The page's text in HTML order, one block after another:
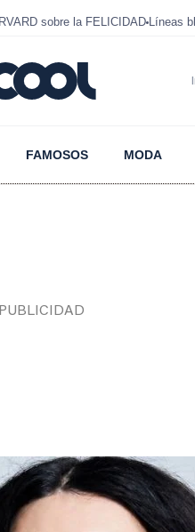
sobre la FELICIDAD Líneas
FAMOSOS MODA